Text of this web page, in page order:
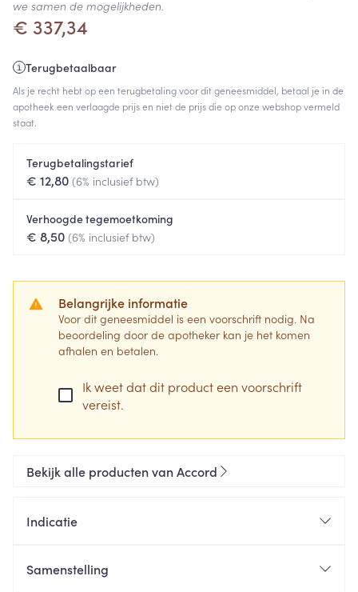
€ 337,34
Terugbetaalbaar
Als je recht hebt op een terugbetaling voor dit geneesmiddel, betaal je in de
apotheek een verlaagde prijs en niet de prijs die op onze webshop vermeld
staat.
Terugbetalingstarief
€ 12,80 (6% inclusief btw)
Verhoogde tegemoetkoming
€ 8,50 (6% inclusief btw)
Belangrijke informatie
Voor dit geneesmiddel is een voorschrift nodig. Na
beoordeling door de apotheker kan je het komen
afhalen en betalen.
Ik weet dat dit product een voorschrift
vereist.
we samen de mogelijkheden.
Bekijk alle producten van Accord
Indicatie
Samenstelling